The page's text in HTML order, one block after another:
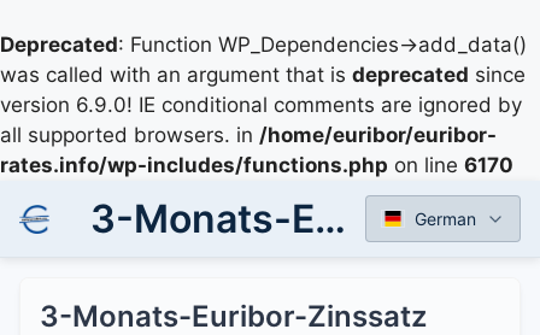
Deprecated: Function WP_Dependencies->add_data()
was called with an argument that is deprecated since
version 6.9.0! IE conditional comments are ignored by
all supported browsers. in /home/euribor/euribor-
rates.info/wp-includes/functions.php on line 6170
3-Monats-Euribor-Zinssatz German
3-Monats-Euribor-Zinssatz